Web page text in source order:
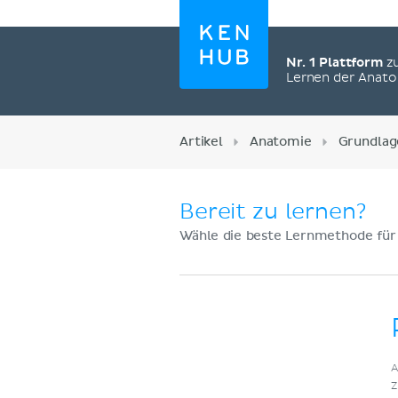
Nr. 1 Plattform
Lernen der
Artikel Anatomie
Bereit zu lernen?
Wähle die beste Lernmethode für